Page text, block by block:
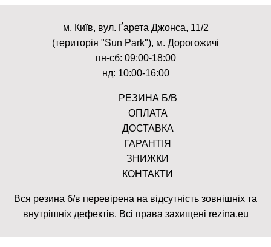
м. Київ, вул. Ґарета Джонса, 11/2
(територія "Sun Park"), м. Дорогожичі
пн-сб: 09:00-18:00
нд: 10:00-16:00
РЕЗИНА Б/В
ОПЛАТА
ДОСТАВКА
ГАРАНТІЯ
ЗНИЖКИ
КОНТАКТИ
Вся резина б/в перевірена на відсутність зовнішніх та
внутрішніх дефектів. Всі права захищені rezina.eu